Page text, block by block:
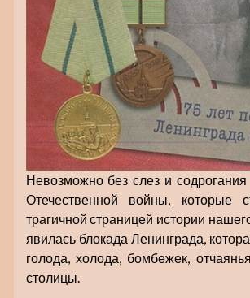
Невозможно без слез и
Отечественной войны, которые
трагичной страницей истории
явилась блокада Ленинграда,
голода, холода, бомбежек,
столицы.